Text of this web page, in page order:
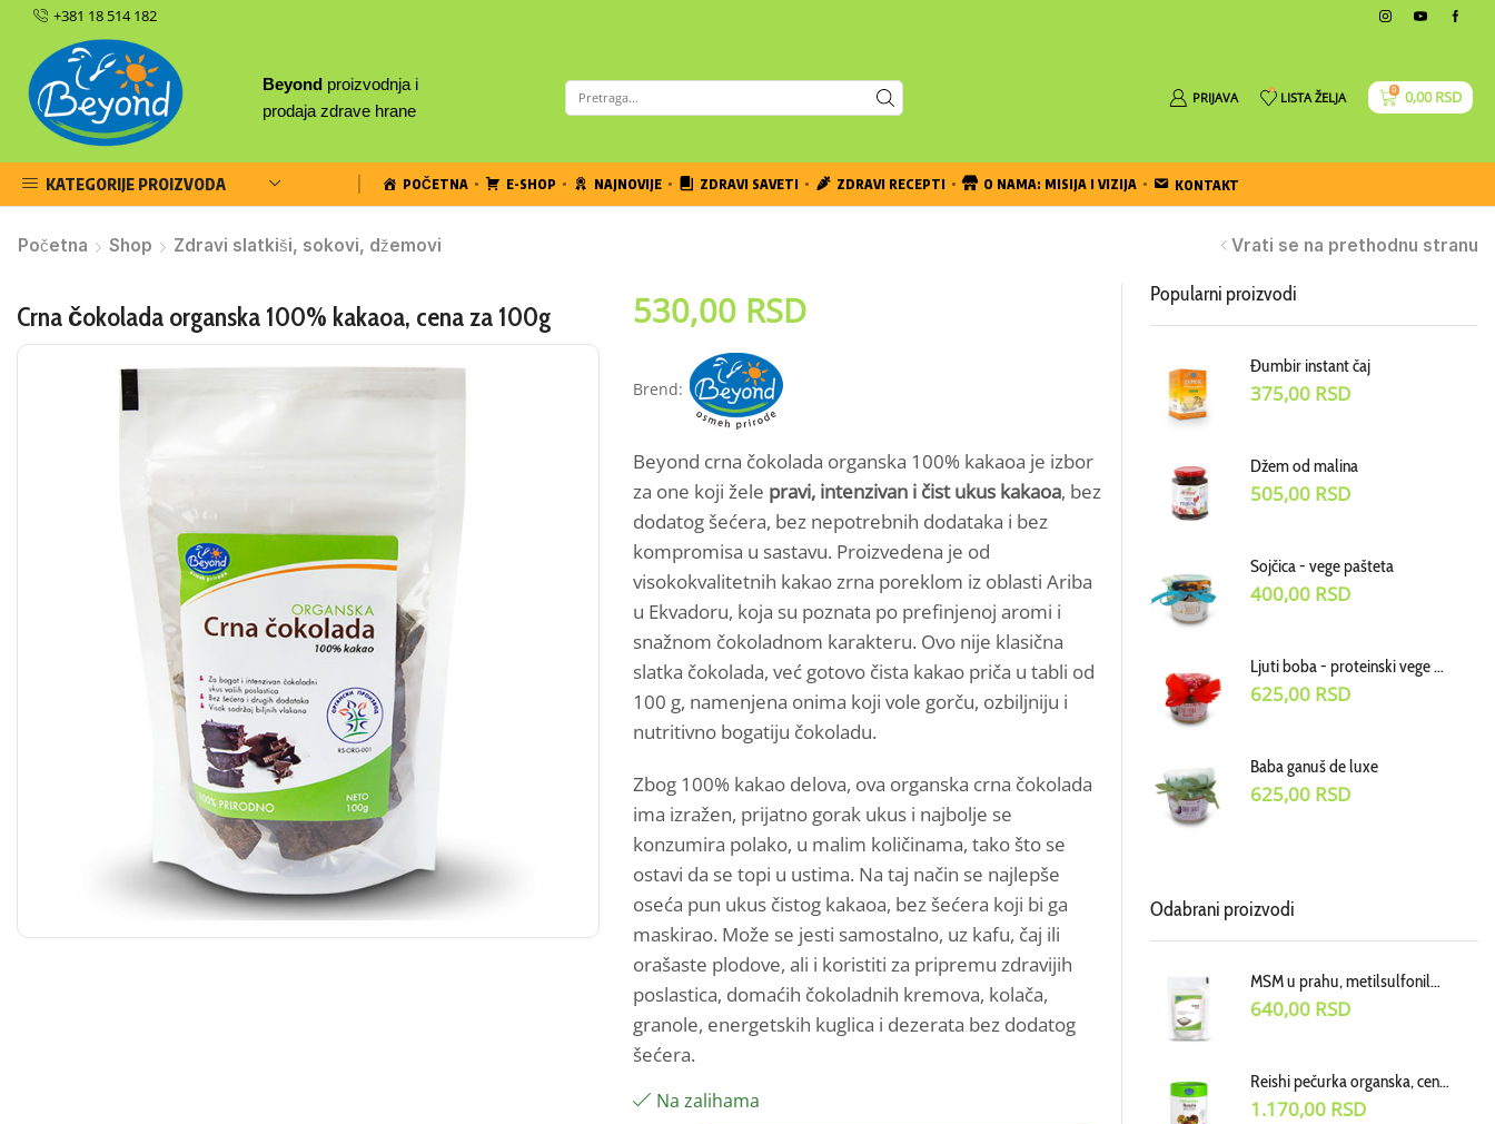
+381 18 514 182
Beyond proizvodnja i
prodaja zdrave hrane
PRIJAVA 0 LISTA ŽELJA 0 0,00RSD
KATEGORIJE PROIZVODA POČETNA E-SHOP NAJNOVIJE ZDRAVI SAVETI ZDRAVI RECEPTI O NAMA: MISIJA I VIZIJA KONTAKT
Početna Shop Zdravi slatkiši, sokovi, džemovi Vrati se na prethodnu stranu
Crna čokolada organska 100% kakaoa, cena za 100g 530,00 RSD
Brend:
Beyond crna čokolada organska 100% kakaoa je izbor
za one koji žele pravi, intenzivan i čist ukus kakaoa, bez
dodatog šećera, bez nepotrebnih dodataka i bez
kompromisa u sastavu. Proizvedena je od
visokokvalitetnih kakao zrna poreklom iz oblasti Ariba
u Ekvadoru, koja su poznata po prefinjenoj aromi i
snažnom čokoladnom karakteru. Ovo nije klasična
slatka čokolada, već gotovo čista kakao priča u tabli od
100 g, namenjena onima koji vole gorču, ozbiljniju i
nutritivno bogatiju čokoladu.
Zbog 100% kakao delova, ova organska crna čokolada
ima izražen, prijatno gorak ukus i najbolje se
konzumira polako, u malim količinama, tako što se
ostavi da se topi u ustima. Na taj način se najlepše
oseća pun ukus čistog kakaoa, bez šećera koji bi ga
maskirao. Može se jesti samostalno, uz kafu, čaj ili
orašaste plodove, ali i koristiti za pripremu zdravijih
poslastica, domaćih čokoladnih kremova, kolača,
granole, energetskih kuglica i dezerata bez dodatog
šećera.
Na zalihama
Popularni proizvodi
Đumbir instant čaj
375,00 RSD
Džem od malina
505,00 RSD
Sojčica - vege pašteta
400,00 RSD
Ljuti boba - proteinski vege dodatak uz jela
625,00 RSD
Baba ganuš de luxe
625,00 RSD
Odabrani proizvodi
MSM u prahu, metilsulfonilmetan dodatak ishrani, cena za 100g
640,00 RSD
Reishi pečurka organska, cena za 100g
1.170,00 RSD